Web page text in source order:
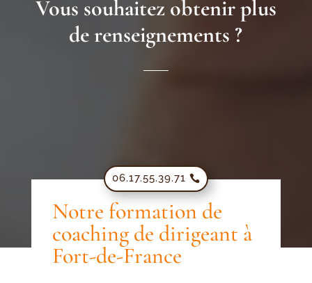
Vous souhaitez obtenir plus
de renseignements ?
06.17.55.39.71
Notre formation de
coaching de dirigeant à
Fort-de-France